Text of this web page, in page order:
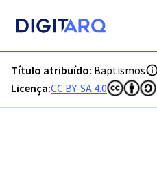
Título atribuído: Baptismos
Licença:CC BY-SA 4.0